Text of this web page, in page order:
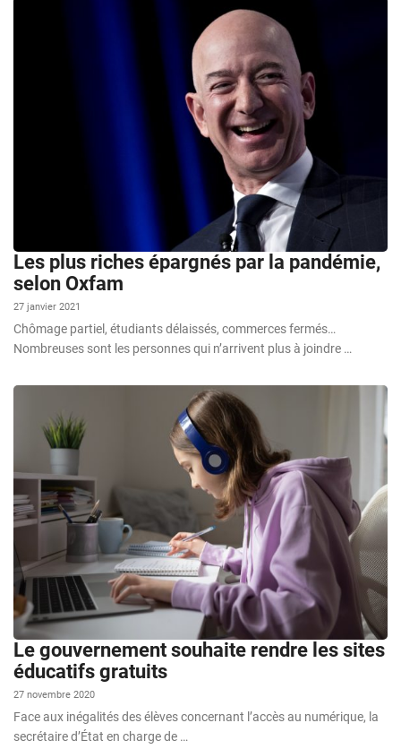
Les plus riches épargnés par la pandémie,
selon Oxfam
27 janvier 2021
Chômage partiel, étudiants délaissés, commerces fermés…
Nombreuses sont les personnes qui n’arrivent plus à joindre …
Le gouvernement souhaite rendre les sites
éducatifs gratuits
27 novembre 2020
Face aux inégalités des élèves concernant l’accès au numérique, la
secrétaire d’État en charge de …